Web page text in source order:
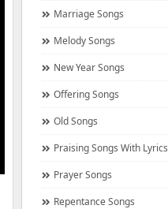
Marriage Songs
Melody Songs
New Year Songs
Offering Songs
Old Songs
Praising Songs With Lyrics
Prayer Songs
Repentance Songs